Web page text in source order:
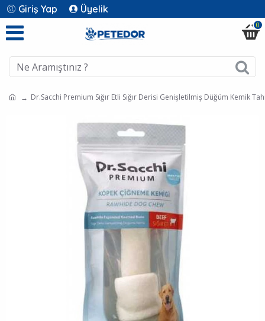
Giriş Yap Üyelik
0
Dr.Sacchi Premium Sığır Etli Sığır Derisi Genişletilmiş Düğüm Kemik